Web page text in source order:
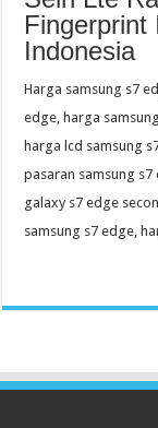
Fingerprint
Indonesia
Harga samsung s7
edge, harga
harga lcd samsung
pasaran samsung s7
galaxy s7 edge
samsung s7 edge,